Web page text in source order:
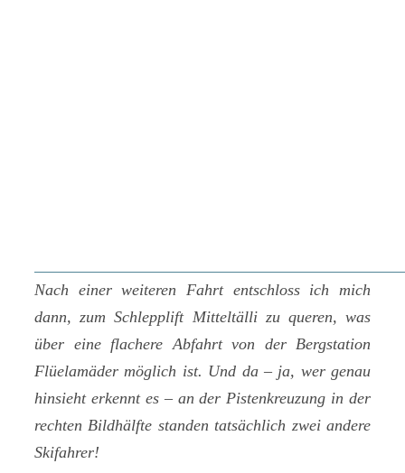
Nach einer weiteren Fahrt entschloss ich mich
dann, zum Schlepplift Mitteltälli zu queren, was
über eine flachere Abfahrt von der Bergstation
Flüelamäder möglich ist. Und da – ja, wer genau
hinsieht erkennt es – an der Pistenkreuzung in der
rechten Bildhälfte standen tatsächlich zwei andere
Skifahrer!